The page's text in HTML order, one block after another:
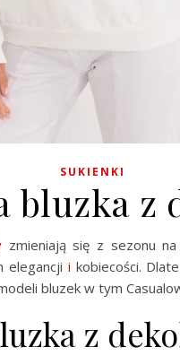
SUKIENKI
bluzka z
zmieniają się z sezonu
elegancji i kobiecości.
bluzek w tym
z